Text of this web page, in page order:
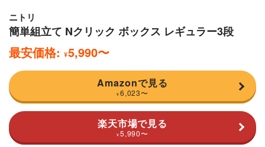
ニトリ
簡単組立て Nクリック ボックス レギュラー3段
最安価格: ¥5,990〜
Amazonで見る
¥ 6,023〜
楽天市場で見る
¥ 5,990〜